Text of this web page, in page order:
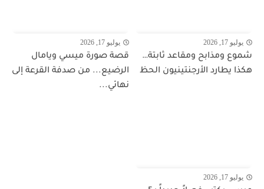
يوليو 17, 2026
شموع ومذابح ومقاعد ثابتة…
هكذا يطارد الأرجنتينيون الحظ
يوليو 17, 2026
قصة صورة ميسي ويامال
الرضيع... من صدفة القرعة إلى
نهائي...
يوليو 17, 2026